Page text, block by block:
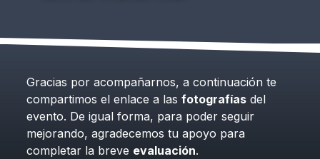
Gracias por acompañarnos, a continuación te
compartimos el enlace a las fotografíasdel
evento. De igual forma, para poder seguir
mejorando, agradecemos tu apoyo para
completar la breve evaluación.